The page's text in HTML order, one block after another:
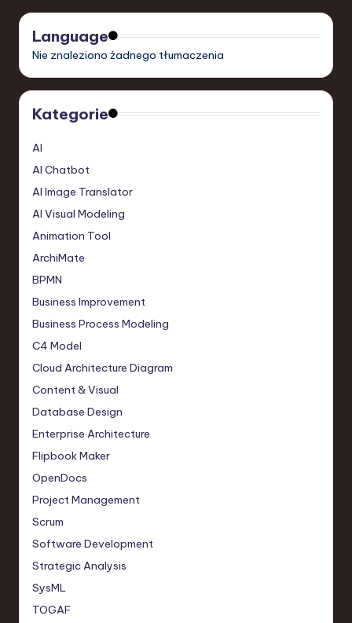
Language
Nie znaleziono żadnego tłumaczenia
Kategorie
AI
AI Chatbot
AI Image Translator
AI Visual Modeling
Animation Tool
ArchiMate
BPMN
Business Improvement
Business Process Modeling
C4 Model
Cloud Architecture Diagram
Content & Visual
Database Design
Enterprise Architecture
Flipbook Maker
OpenDocs
Project Management
Scrum
Software Development
Strategic Analysis
SysML
TOGAF